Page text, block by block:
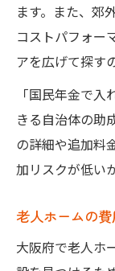
ます。また、郊
コストパフォー
アを広げて探す
「国民年金で
きる自治体の助
の詳細や追加料
加リスクが低い
老人ホームの
大阪府で老人ホ